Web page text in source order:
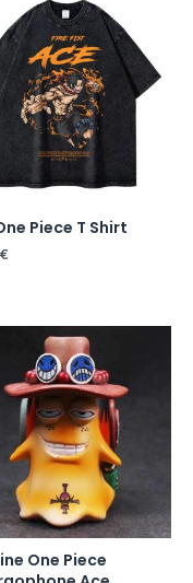
Piece T Shirt
€
One Piece